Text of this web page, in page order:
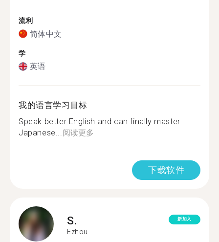
流利
简体中文
学
英语
我的语言学习目标
Speak better English and can finally master
Japanese...阅读更多
下载软件
S.
Ezhou
新加入